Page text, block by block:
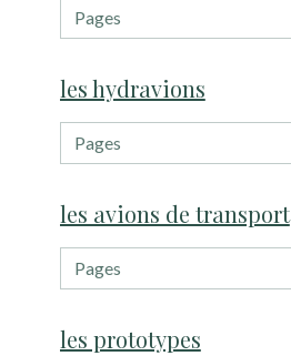
les hydravions
les avions de transport
les prototypes